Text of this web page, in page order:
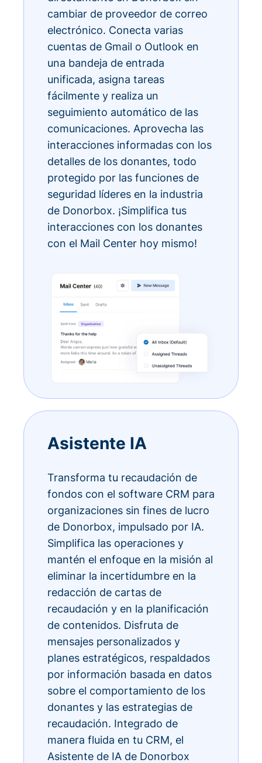
cambiar de proveedor de correo
electrónico. Conecta varias
cuentas de Gmail o Outlook en
una bandeja de entrada
unificada, asigna tareas
fácilmente y realiza un
seguimiento automático de las
comunicaciones. Aprovecha las
interacciones informadas con los
detalles de los donantes, todo
protegido por las funciones de
seguridad líderes en la industria
de Donorbox. ¡Simplifica tus
interacciones con los donantes
con el Mail Center hoy mismo!
Asistente IA
Transforma tu recaudación de
fondos con el software CRM para
organizaciones sin fines de lucro
de Donorbox, impulsado por IA.
Simplifica las operaciones y
mantén el enfoque en la misión al
eliminar la incertidumbre en la
redacción de cartas de
recaudación y en la planificación
de contenidos. Disfruta de
mensajes personalizados y
planes estratégicos, respaldados
por información basada en datos
sobre el comportamiento de los
donantes y las estrategias de
recaudación. Integrado de
manera fluida en tu CRM, el
Asistente de IA de Donorbox